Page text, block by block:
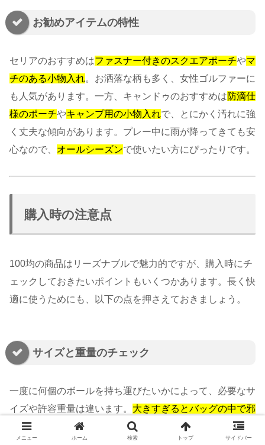
お勧めアイテムの特性
セリアのおすすめはファスナー付きのスクエアポーチやマ
チのある小物入れ。お洒落な柄も多く、女性ゴルファーに
も人気があります。一方、キャンドゥのおすすめは防滴仕
様のポーチやキャンプ用の小物入れで、とにかく汚れに強
く丈夫な傾向があります。プレー中に雨が降ってきても安
心なので、 オールシーズンで使いたい方にぴったりです。
購入時の注意点
100均の商品はリーズナブルで魅力的ですが、購入時にチ
ェックしておきたいポイントもいくつかあります。長く快
適に使うためにも、以下の点を押さえておきましょう。
サイズと重量のチェック
一度に何個のボールを持ち運びたいかによって、必要なサ
イズや許容重量は違います。 大きすぎるとバッグの中で邪
になり、小さすぎると収納しづらいので、
実際にボール
メニュー ホーム 検索 トップ サイドバー